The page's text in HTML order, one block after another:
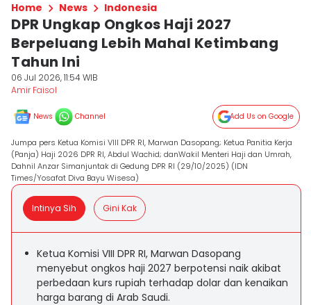
Home News Indonesia
DPR Ungkap Ongkos Haji 2027
Berpeluang Lebih Mahal Ketimbang
Tahun Ini
06 Jul 2026, 11:54 WIB
Amir Faisol
News Channel Add Us on Google
Jumpa pers Ketua Komisi VIII DPR RI, Marwan Dasopang; Ketua Panitia Kerja
(Panja) Haji 2026 DPR RI, Abdul Wachid; danWakil Menteri Haji dan Umrah,
Dahnil Anzar Simanjuntak di Gedung DPR RI (29/10/2025) (IDN
Times/Yosafat Diva Bayu Wisesa)
Intinya Sih Gini Kak
Ketua Komisi VIII DPR RI, Marwan Dasopang
menyebut ongkos haji 2027 berpotensi naik akibat
perbedaan kurs rupiah terhadap dolar dan kenaikan
harga barang di Arab Saudi.